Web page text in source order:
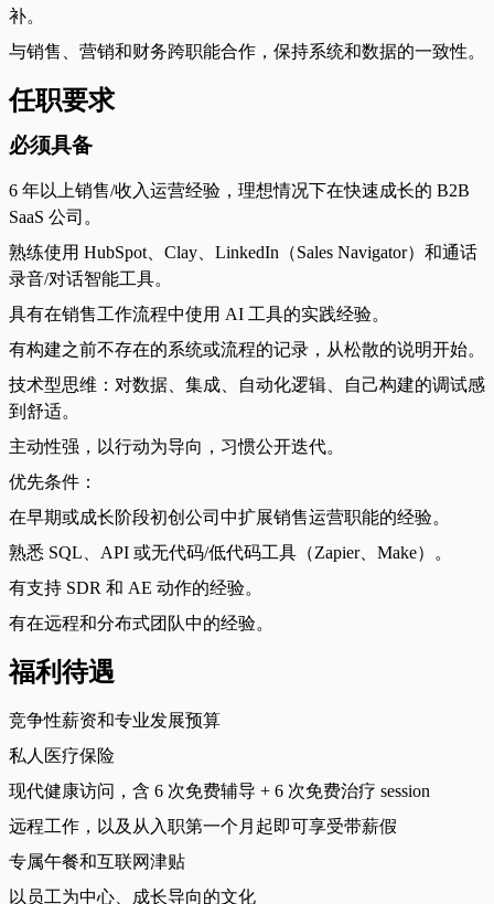
补。
与销售、营销和财务跨职能合作，保持系统和数据的一致性。
任职要求
必须具备
6 年以上销售/收入运营经验，理想情况下在快速成长的 B2B
SaaS 公司。
熟练使用 HubSpot、Clay、LinkedIn（Sales Navigator）和通话
录音/对话智能工具。
具有在销售工作流程中使用 AI 工具的实践经验。
有构建之前不存在的系统或流程的记录，从松散的说明开始。
技术型思维：对数据、集成、自动化逻辑、自己构建的调试感
到舒适。
主动性强，以行动为导向，习惯公开迭代。
优先条件：
在早期或成长阶段初创公司中扩展销售运营职能的经验。
熟悉 SQL、API 或无代码/低代码工具（Zapier、Make）。
有支持 SDR 和 AE 动作的经验。
有在远程和分布式团队中的经验。
福利待遇
竞争性薪资和专业发展预算
私人医疗保险
现代健康访问，含 6 次免费辅导 + 6 次免费治疗 session
远程工作，以及从入职第一个月起即可享受带薪假
专属午餐和互联网津贴
以员工为中心、成长导向的文化